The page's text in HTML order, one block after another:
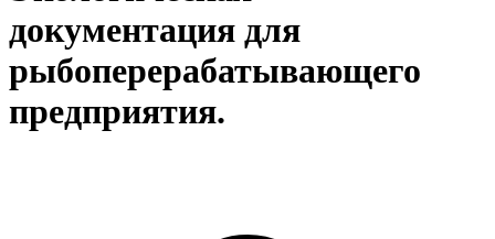
документация для
рыбоперерабатывающего
предприятия.